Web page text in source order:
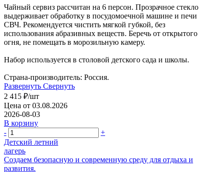
Чайный сервиз рассчитан на 6 персон. Прозрачное стекло
выдерживает обработку в посудомоечной машине и печи
СВЧ. Рекомендуется чистить мягкой губкой, без
использования абразивных веществ. Беречь от открытого
огня, не помещать в морозильную камеру.
Набор используется в столовой детского сада и школы.
Страна-производитель: Россия.
Развернуть Свернуть
2 415 ₽/шт
Цена от 03.08.2026
2026-08-03
В корзину
-
+
Детский летний
лагерь
Создаем безопасную и современную среду для отдыха и
развития.